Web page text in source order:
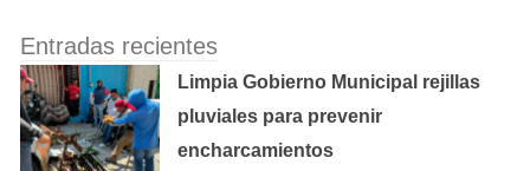
Entradas recientes
Limpia Gobierno Municipal rejillas
pluviales para prevenir
encharcamientos